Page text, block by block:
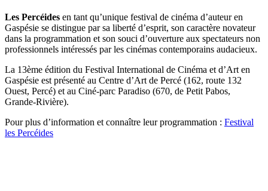
Les Percéides en tant qu’unique festival de cinéma d’auteur en
Gaspésie se distingue par sa liberté d’esprit, son caractère novateur
dans la programmation et son souci d’ouverture aux spectateurs non
professionnels intéressés par les cinémas contemporains audacieux.
La 13ème édition du Festival International de Cinéma et d’Art en
Gaspésie est présenté au Centre d’Art de Percé (162, route 132
Ouest, Percé) et au Ciné-parc Paradiso (670, de Petit Pabos,
Grande-Rivière).
Pour plus d’information et connaître leur programmation : Festival
les Percéides